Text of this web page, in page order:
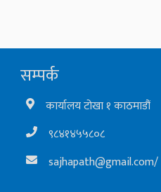
सम्पर्क
कार्यालय टोखा १ काठमाडौं
९८४१४५५८०८
sajhapath@gmail.com/